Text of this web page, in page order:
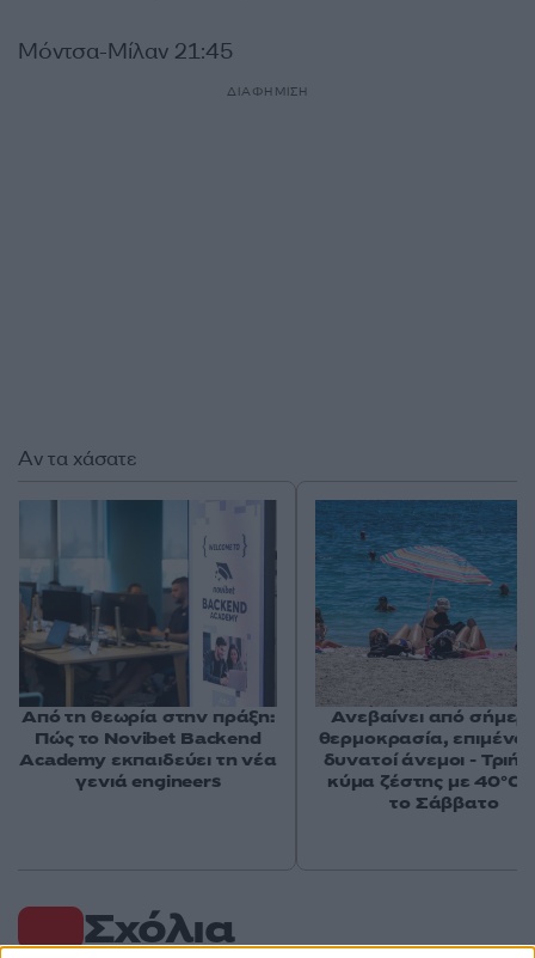
Μόντσα-Μίλαν 21:45
ΔΙΑΦΗΜΙΣΗ
Σχόλια
Αν τα χάσατε
Από τη θεωρία στην πράξη:
Πώς το Novibet Backend
Academy εκπαιδεύει τη νέα
γενιά engineers
Ανεβαίνει από
θερμοκρασία,
δυνατοί άνεμοι -
κύμα ζέστης με 40°C
το Σάββατο